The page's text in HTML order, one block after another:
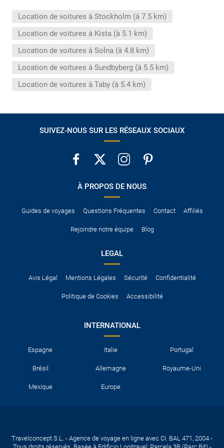
Pour vous en assurer, vous pouvez vous renseigner auprès des
services consulaires du pays concerné.
Location de voitures à Stockholm (à 7.5 km)
Location de voitures à Kista (à 5.1 km)
Location de voitures à Solna (à 4.8 km)
Location de voitures à Sundbyberg (à 5.5 km)
Location de voitures à Taby (à 5.4 km)
SUIVEZ-NOUS SUR LES RÉSEAUX SOCIAUX
À PROPOS DE NOUS
Guides de voyages Questions Fréquentes Contact Affiliés
Rejoindre notre équipe Blog
LEGAL
Avis Légal Mentions Légales Sécurité Confidentialité
Politique de Cookies Accessibilité
INTERNATIONAL
Espagne Italie Portugal
Brésil Allemagne Royaume-Uni
Mexique Europe
Travelconcept S.L. - Agence de voyage en ligne avec CI. BAL 471, 2004 -